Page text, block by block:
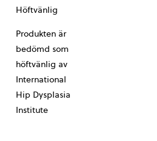
Höftvänlig
Produkten är
bedömd som
höftvänlig av
International
Hip Dysplasia
Institute
10-ÅRS